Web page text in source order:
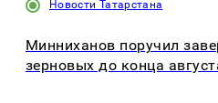
Новости Татарстана
Минниханов поручил
зерновых до конца